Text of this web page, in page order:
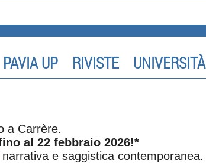
PAVIA UP RIVISTE UNIVERSITÀ
a Carrère.
al 22 febbraio 2026!*
e saggistica contemporanea.